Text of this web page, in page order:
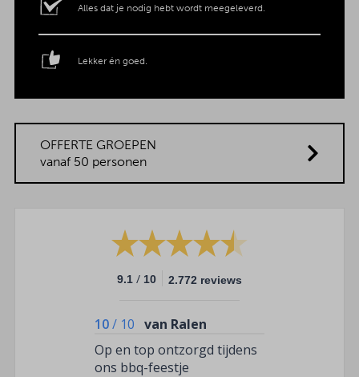
Alles dat je nodig hebt wordt meegeleverd.
Lekker én goed.
OFFERTE GROEPEN
vanaf 50 personen
9.1 / 10 2.772 reviews
10/ 10 van Ralen
Op en top ontzorgd tijdens
ons bbq-feestje